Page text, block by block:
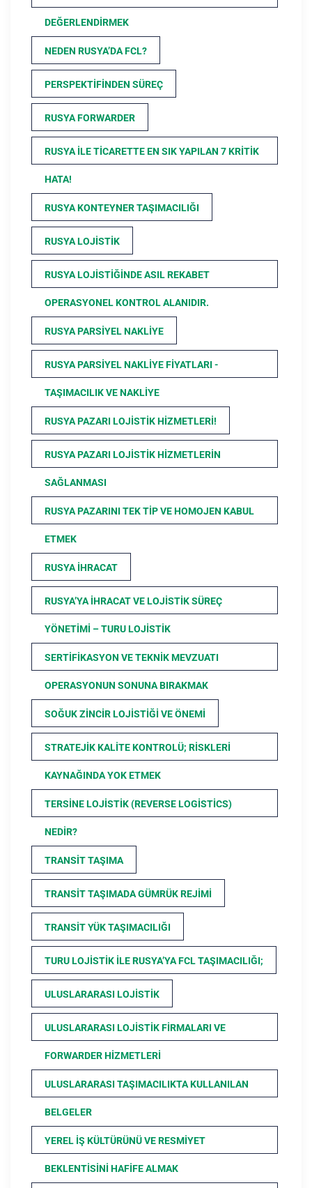
DEĞERLENDIRMEK
NEDEN RUSYA’DA FCL?
PERSPEKTIFINDEN SÜREÇ
RUSYA FORWARDER
RUSYA ILE TICARETTE EN SIK YAPILAN 7 KRITIK
HATA!
RUSYA KONTEYNER TAŞIMACILIĞI
RUSYA LOJISTIK
RUSYA LOJISTIĞINDE ASIL REKABET
OPERASYONEL KONTROL ALANIDIR.
RUSYA PARSIYEL NAKLIYE
RUSYA PARSIYEL NAKLIYE FIYATLARI -
TAŞIMACILIK VE NAKLIYE
RUSYA PAZARI LOJISTIK HIZMETLERI!
RUSYA PAZARI LOJISTIK HIZMETLERIN
SAĞLANMASI
RUSYA PAZARINI TEK TIP VE HOMOJEN KABUL
ETMEK
RUSYA İHRACAT
RUSYA’YA İHRACAT VE LOJISTIK SÜREÇ
YÖNETIMI – TURU LOJISTIK
SERTIFIKASYON VE TEKNIK MEVZUATI
OPERASYONUN SONUNA BIRAKMAK
SOĞUK ZINCIR LOJISTIĞI VE ÖNEMI
STRATEJIK KALITE KONTROLÜ; RISKLERI
KAYNAĞINDA YOK ETMEK
TERSINE LOJISTIK (REVERSE LOGISTICS)
NEDIR?
TRANSIT TAŞIMA
TRANSIT TAŞIMADA GÜMRÜK REJIMI
TRANSIT YÜK TAŞIMACILIĞI
TURU LOJISTIK ILE RUSYA’YA FCL TAŞIMACILIĞI;
ULUSLARARASI LOJISTIK
ULUSLARARASI LOJISTIK FIRMALARI VE
FORWARDER HIZMETLERI
ULUSLARARASI TAŞIMACILIKTA KULLANILAN
BELGELER
YEREL İŞ KÜLTÜRÜNÜ VE RESMIYET
BEKLENTISINI HAFIFE ALMAK